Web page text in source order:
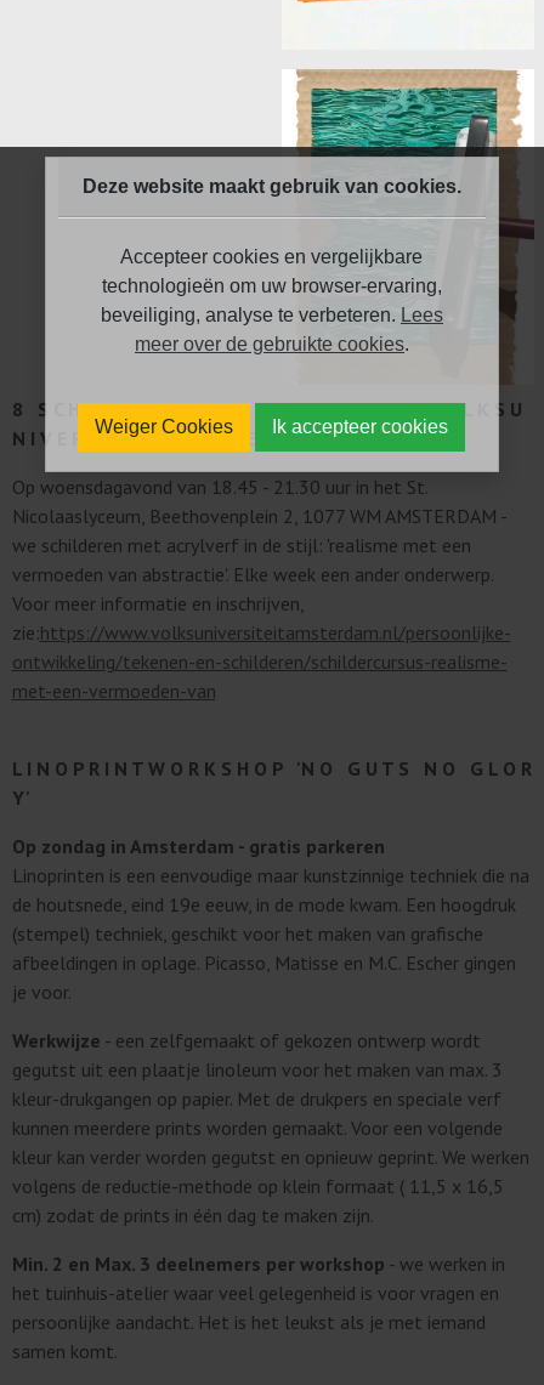
8 S C H I L D E R L E S S E N - 2 8 J A N U A R I - V O L K S U
N I V E R S I T E I T A M S T E R D A M Z U I D
Op woensdagavond van 18.45 - 21.30 uur in het St.
Nicolaaslyceum, Beethovenplein 2, 1077 WM AMSTERDAM -
we schilderen met acrylverf in de stijl: 'realisme met een
vermoeden van abstractie'. Elke week een ander onderwerp.
Voor meer informatie en inschrijven,
zie:https://www.volksuniversiteitamsterdam.nl/persoonlijke-
ontwikkeling/tekenen-en-schilderen/schildercursus-realisme-
met-een-vermoeden-van
L I N O P R I N T W O R K S H O P 'N O G U T S N O G L O R
Y'
Op zondag in Amsterdam - gratis parkeren
Linoprinten is een eenvoudige maar kunstzinnige techniek die na
de houtsnede, eind 19e eeuw, in de mode kwam. Een hoogdruk
(stempel) techniek, geschikt voor het maken van grafische
afbeeldingen in oplage. Picasso, Matisse en M.C. Escher gingen
je voor.
Werkwijze - een zelfgemaakt of gekozen ontwerp wordt
gegutst uit een plaatje linoleum voor het maken van max. 3
kleur-drukgangen op papier. Met de drukpers en speciale verf
kunnen meerdere prints worden gemaakt. Voor een volgende
kleur kan verder worden gegutst en opnieuw geprint. We werken
volgens de reductie-methode op klein formaat ( 11,5 x 16,5
cm) zodat de prints in één dag te maken zijn.
Min. 2 en Max. 3 deelnemers per workshop - we werken in
het tuinhuis-atelier waar veel gelegenheid is voor vragen en
persoonlijke aandacht. Het is het leukst als je met iemand
samen komt.
Deze website maakt gebruik van cookies.
Accepteer cookies en vergelijkbare
technologieën om uw browser-ervaring,
beveiliging, analyse te verbeteren. Lees
meer over de gebruikte cookies.
Weiger Cookies Ik accepteer cookies